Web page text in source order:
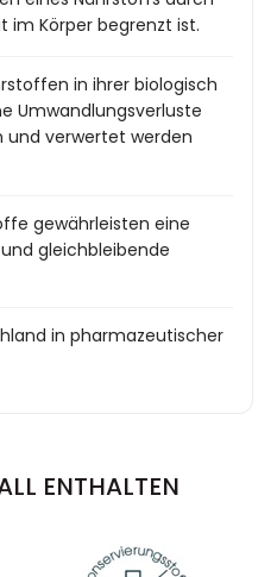
im Körper begrenzt ist.
in ihrer biologisch
Umwandlungsverluste
verwertet werden
gewährleisten eine
gleichbleibende
in pharmazeutischer
ENTHALTEN